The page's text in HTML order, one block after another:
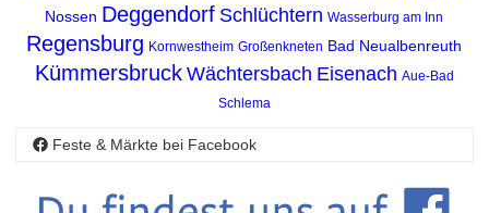
Nossen Deggendorf Schlüchtern Wasserburg am Inn
Regensburg Kornwestheim Großenkneten Bad Neualbenreuth
Kümmersbruck Wächtersbach Eisenach Aue-Bad
Schlema
Feste & Märkte bei Facebook